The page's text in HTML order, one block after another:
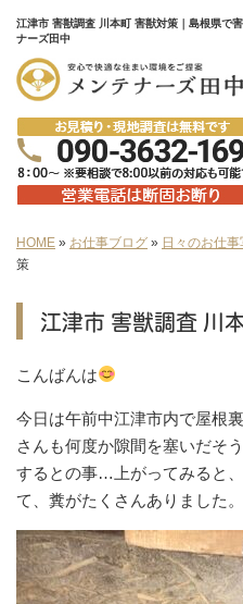
江津市 害獣調査 川本町 害獣対策｜島根県で
ナーズ田中
HOME » お仕事ブログ » 日々のお仕事
策
江津市 害獣調査 川
こんばんは
今日は午前中江津市内で屋根
さんも何度か隙間を塞いだそ
するとの事…上がってみると
て、糞がたくさんありました